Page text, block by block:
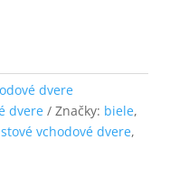
dvere
dvere Značky: biele,
vchodové dvere,
základe
používania
webovej